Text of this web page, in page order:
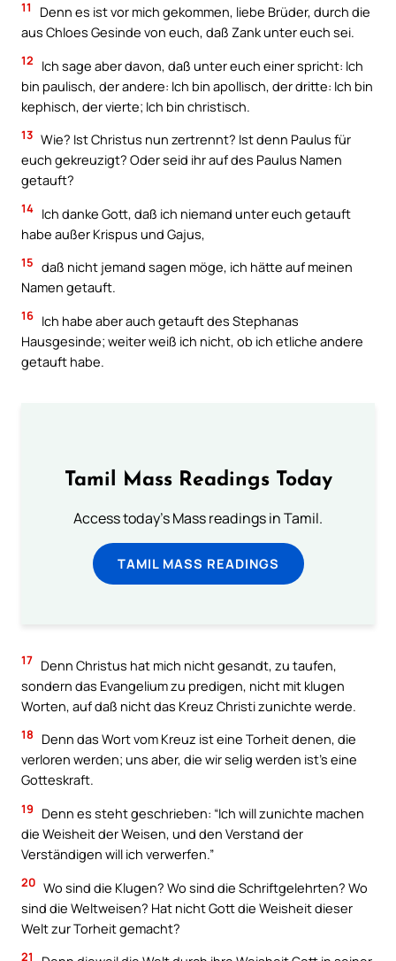
11
Denn es ist vor mich gekommen, liebe Brüder, durch die
aus Chloes Gesinde von euch, daß Zank unter euch sei.
12
Ich sage aber davon, daß unter euch einer spricht: Ich
bin paulisch, der andere: Ich bin apollisch, der dritte: Ich bin
kephisch, der vierte; Ich bin christisch.
13 Wie? Ist Christus nun zertrennt? Ist denn Paulus für
euch gekreuzigt? Oder seid ihr auf des Paulus Namen
getauft?
14 Ich danke Gott, daß ich niemand unter euch getauft
habe außer Krispus und Gajus,
15 daß nicht jemand sagen möge, ich hätte auf meinen
Namen getauft.
16 Ich habe aber auch getauft des Stephanas
Hausgesinde; weiter weiß ich nicht, ob ich etliche andere
getauft habe.
Tamil Mass Readings Today
Access today's Mass readings in Tamil.
TAMIL MASS READINGS
17 Denn Christus hat mich nicht gesandt, zu taufen,
sondern das Evangelium zu predigen, nicht mit klugen
Worten, auf daß nicht das Kreuz Christi zunichte werde.
18
Denn das Wort vom Kreuz ist eine Torheit denen, die
verloren werden; uns aber, die wir selig werden ist’s eine
Gotteskraft.
19
Denn es steht geschrieben: “Ich will zunichte machen
die Weisheit der Weisen, und den Verstand der
Verständigen will ich verwerfen.”
20 Wo sind die Klugen? Wo sind die Schriftgelehrten? Wo
sind die Weltweisen? Hat nicht Gott die Weisheit dieser
Welt zur Torheit gemacht?
21